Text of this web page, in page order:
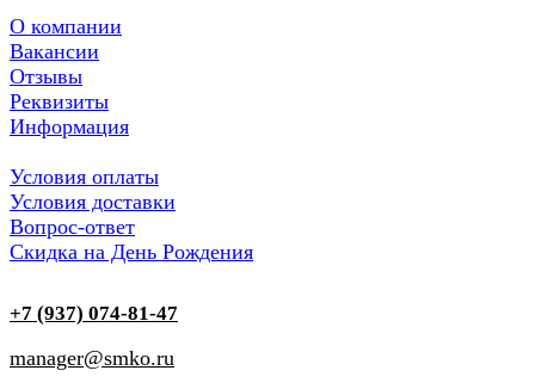
О компании
Вакансии
Отзывы
Реквизиты
Информация
Условия оплаты
Условия доставки
Вопрос-ответ
Скидка на День Рождения
+7 (937) 074-81-47
manager@smko.ru